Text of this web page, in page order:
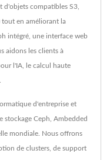
d'objets compatibles S3,
tout en améliorant la
intégré, une interface web
aidons les clients à
l'IA, le calcul haute
d'entreprise et
stockage Ceph, Ambedded
mondiale. Nous offrons
de clusters, de support